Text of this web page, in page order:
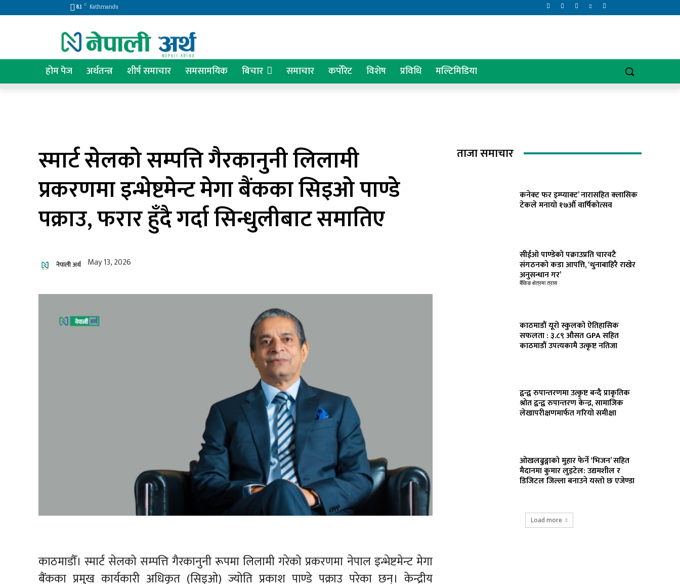
8.1 C Kathmandu
होम पेज अर्थतन्त्र शीर्ष समाचार समसामयिक बिचार समाचार कर्पोरेट विशेष प्रविधि मल्टिमिडिया
स्मार्ट सेलको सम्पत्ति गैरकानुनी लिलामी
प्रकरणमा इन्भेष्टमेन्ट मेगा बैंकका सिइओ पाण्डे
पक्राउ, फरार हुँदै गर्दा सिन्धुलीबाट समातिए
नेपाली अर्थ May 13, 2026
काठमाडौँ। स्मार्ट सेलको सम्पत्ति गैरकानुनी रूपमा लिलामी गरेको प्रकरणमा नेपाल इन्भेष्टमेन्ट मेगा
बैंकका प्रमुख कार्यकारी अधिकृत (सिइओ) ज्योति प्रकाश पाण्डे पक्राउ परेका छन्। केन्द्रीय
ताजा समाचार
कनेक्ट फर इम्प्याक्ट’ नारासहित क्लासिक
टेकले मनायो १७औँ वार्षिकोत्सव
सीईओ पाण्डेको पक्राउप्रति चारवटै
संगठनको कडा आपत्ति, ‘थुनाबाहिरै राखेर
अनुसन्धान गर’
बैंकिङ क्षेत्रमा त्रास
काठमाडौं यूरो स्कुलको ऐतिहासिक
सफलता : ३.८९ औसत GPA सहित
काठमाडौं उपत्यकामै उत्कृष्ट नतिजा
द्वन्द्व रुपान्तरणमा उत्कृष्ट बन्दै प्राकृतिक
श्रोत द्वन्द्व रुपान्तरण केन्द्र, सामाजिक
लेखापरीक्षणमार्फत गरियो समीक्षा
ओखलढुङ्गाको मुहार फेर्ने ‘भिजन’ सहित
मैदानमा कुमार लुइटेल: उद्यमशील र
डिजिटल जिल्ला बनाउने यस्तो छ एजेण्डा
Load more